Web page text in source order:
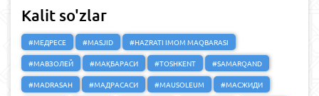
Kalit so'zlar
#МЕДРЕСЕ #MASJID
#HAZRATI IMOM MAQBARASI
#МАВЗОЛЕЙ
#МАҚБАРАСИ #TOSHKENT
#SAMARQAND
#MADRASAH
#МАДРАСАСИ #MAUSOLEUM
#МАСЖИДИ